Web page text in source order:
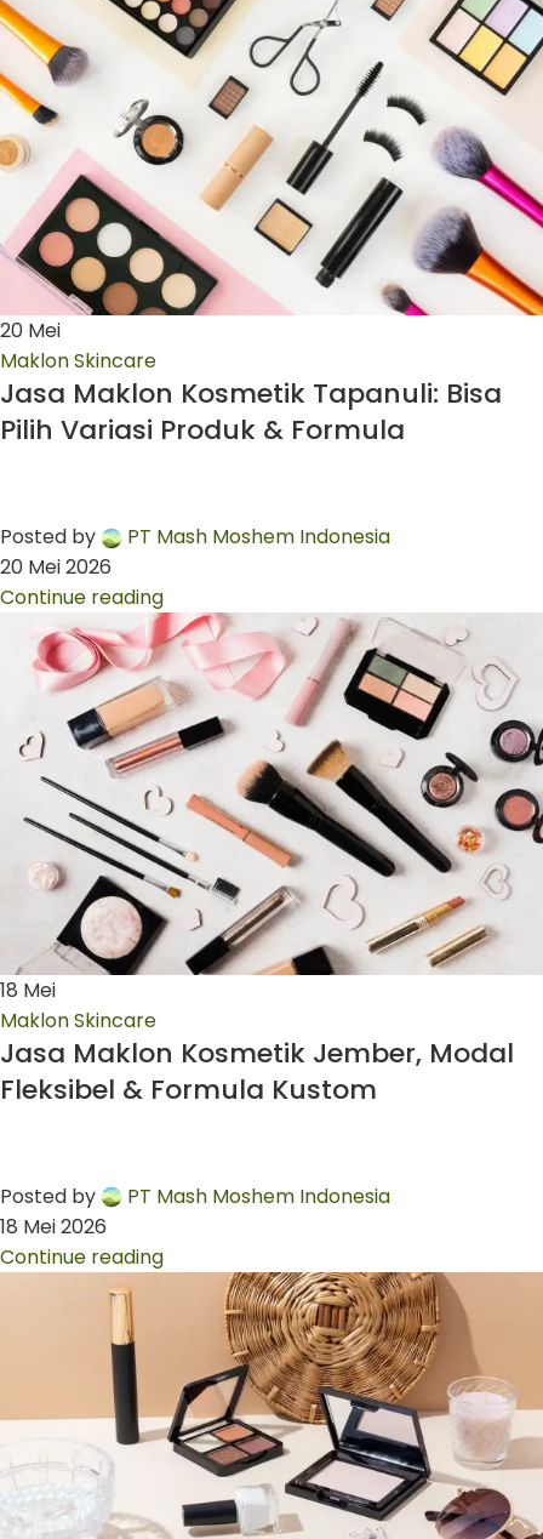
20 Mei
Maklon Skincare
Jasa Maklon Kosmetik Tapanuli: Bisa
Pilih Variasi Produk & Formula
Posted by
PT Mash Moshem Indonesia
20 Mei 2026
Continue reading
18 Mei
Maklon Skincare
Jasa Maklon Kosmetik Jember, Modal
Fleksibel & Formula Kustom
Posted by
PT Mash Moshem Indonesia
18 Mei 2026
Continue reading